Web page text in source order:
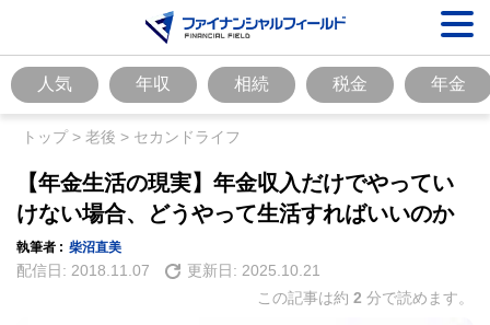
人気 年収 相続 税金 年金
トップ> 老後 > セカンドライフ
【年金生活の現実】年金収入だけでやってい
けない場合、どうやって生活すればいいのか
執筆者 : 柴沼直美
配信日: 2018.11.07 更新日: 2025.10.21
この記事は約 2 分で読めます。